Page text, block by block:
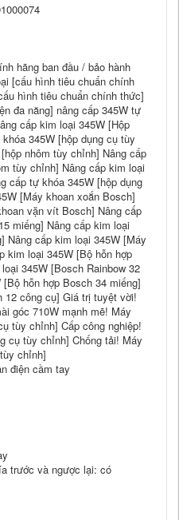
hãng ban đầu / bảo hành
[cấu hình tiêu chuẩn chính
hình tiêu chuẩn chính thức]
đa năng] nâng cấp 345W tự
cấp kim loại 345W [Hộp
345W [hộp dụng cụ tùy
nhôm tùy chỉnh] Nâng cấp
tùy chỉnh] Nâng cấp kim loại
cấp tự khóa 345W [hộp dụng
[Máy ​​khoan xoắn Bosch]
vặn vít Bosch] Nâng cấp
miếng] Nâng cấp kim loại
Nâng cấp kim loại 345W [Máy
kim loại 345W [Bộ hỗn hợp
345W [Bosch Rainbow 32
hỗn hợp Bosch 34 miếng]
12 công cụ] Giá trị tuyệt vời!
góc 710W mạnh mẽ! Máy
tùy chỉnh] Cấp công nghiệp!
cụ tùy chỉnh] Chống tải! Máy
chỉnh]
điện cầm tay
trước và ngược lại: có